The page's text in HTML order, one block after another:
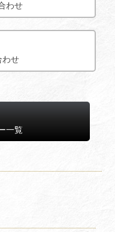
わせ
わせ
一覧